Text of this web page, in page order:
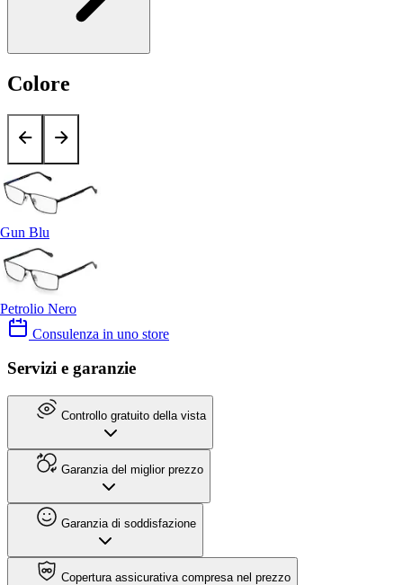
Colore
Gun Blu
Petrolio Nero
Consulenza in uno store
Servizi e garanzie
Controllo gratuito della vista
Garanzia del miglior prezzo
Garanzia di soddisfazione
Copertura assicurativa compresa nel prezzo